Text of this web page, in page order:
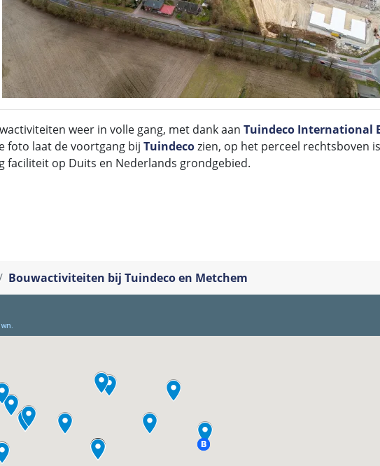
weer in volle gang, met dank aan Tuindeco International
foto laat de voortgang bij Tuindecozien, op het perceel rechtsboven
faciliteit op Duits en Nederlands grondgebied.
Bouwactiviteiten bij Tuindeco en Metchem